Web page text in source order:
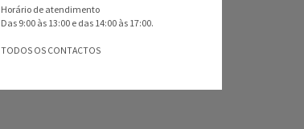
Horário de atendimento
Das 9:00 às 13:00 e das 14:00 às 17:00.
TODOS OS CONTACTOS